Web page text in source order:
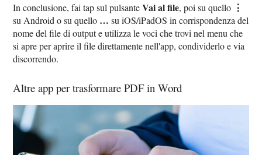
In conclusione, fai tap sul pulsanteVai al file, poi su quello ⋮
su Android o su quello … su iOS/iPadOS in corrispondenza del
nome del file di output e utilizza le voci che trovi nel menu che
si apre per aprire il file direttamente nell'app, condividerlo e via
discorrendo.
Altre app per trasformare PDF in Word